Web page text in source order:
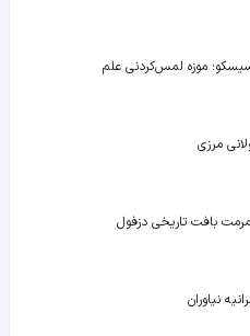
موزه لمس‌کردنی علم
نیاوران